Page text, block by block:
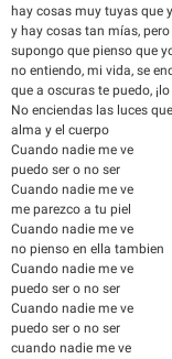
hay cosas muy tuyas que
y hay cosas tan mías,
supongo que pienso que
no entiendo, mi vida, se
que a oscuras te puedo,
No enciendas las luces
alma y el cuerpo
Cuando nadie me ve
puedo ser o no ser
Cuando nadie me ve
me parezco a tu piel
Cuando nadie me ve
no pienso en ella tambien
Cuando nadie me ve
puedo ser o no ser
Cuando nadie me ve
puedo ser o no ser
cuando nadie me ve